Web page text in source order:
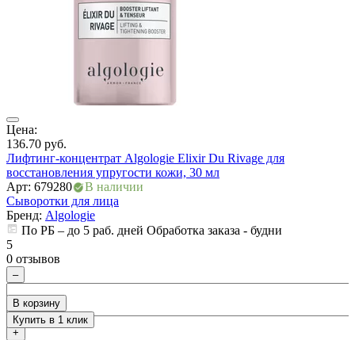
Цена:
136.70 руб.
Лифтинг-концентрат Algologie Elixir Du Rivage для
восстановления упругости кожи, 30 мл
Арт: 679280
В наличии
Сыворотки для лица
Бренд: Algologie
По РБ – до 5 раб. дней Обработка заказа - будни
5
0 отзывов
–
+
В корзину
Купить в 1 клик